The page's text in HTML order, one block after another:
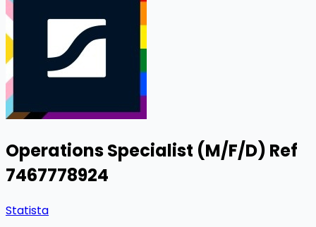
Operations Specialist (M/F/D) Ref
7467778924
Statista